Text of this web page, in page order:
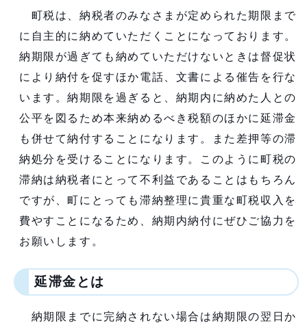
町税は、納税者のみなさまが定められた期限まで
に自主的に納めていただくことになっております。
納期限が過ぎても納めていただけないときは督促状
により納付を促すほか電話、文書による催告を行な
います。納期限を過ぎると、納期内に納めた人との
公平を図るため本来納めるべき税額のほかに延滞金
も併せて納付することになります。また差押等の滞
納処分を受けることになります。このように町税の
滞納は納税者にとって不利益であることはもちろん
ですが、町にとっても滞納整理に貴重な町税収入を
費やすことになるため、納期内納付にぜひご協力を
お願いします。
延滞金とは
納期限までに完納されない場合は納期限の翌日か